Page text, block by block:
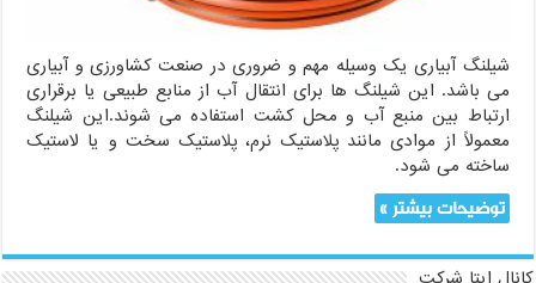
شیلنگ آبیاری یک وسیله مهم و ضروری در صنعت کشاورزی و آبیاری
می باشد. این شیلنگ ها برای انتقال آب از منابع طبیعی یا برقراری
ارتباط بین منبع آب و محل کشت استفاده می شوند.این شیلنگ
معمولاً از موادی مانند پلاستیک نرم، پلاستیک سخت و یا لاستیک
ساخته می شود.
توضیحات بیشتر »